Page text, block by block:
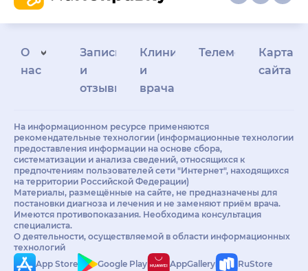
О
нас
Запись
и
отзывы
Клиникам
и
врачам
Телемедицина
Карта
сайта
На информационном ресурсе применяются
рекомендательные технологии (информационные технологии
предоставления информации на основе сбора,
систематизации и анализа сведений, относящихся к
предпочтениям пользователей сети "Интернет", находящихся
на территории Российской Федерации)
Материалы, размещённые на сайте, не предназначены для
постановки диагноза и лечения и не заменяют приём врача.
Имеются противопоказания. Необходима консультация
специалиста.
О деятельности, осуществляемой в области информационных
технологий
App Store
Google Play AppGallery RuStore